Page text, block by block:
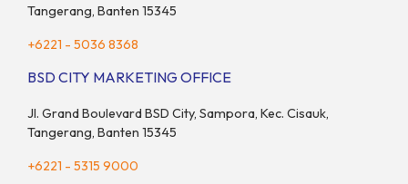
Tangerang, Banten 15345
+6221 - 5036 8368
BSD CITY MARKETING OFFICE
Jl. Grand Boulevard BSD City, Sampora, Kec. Cisauk,
Tangerang, Banten 15345
+6221 - 5315 9000